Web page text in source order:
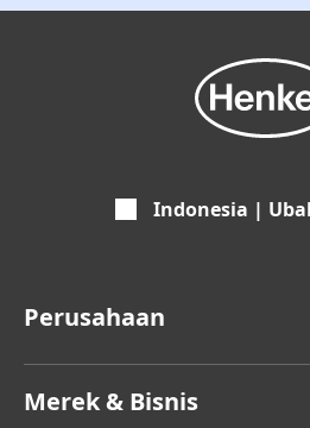
Indonesia |
Perusahaan
Merek & Bisnis